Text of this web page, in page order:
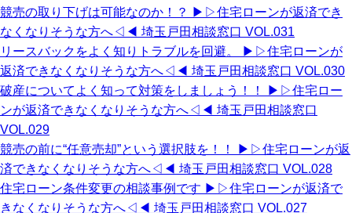
競売の取り下げは可能なのか！？ ▶︎▷住宅ローンが返済でき
なくなりそうな方へ◁◀︎ 埼玉戸田相談窓口 VOL.031
リースバックをよく知りトラブルを回避。 ▶︎▷住宅ローンが
返済できなくなりそうな方へ◁◀︎ 埼玉戸田相談窓口 VOL.030
破産についてよく知って対策をしましょう！！ ▶︎▷住宅ロー
ンが返済できなくなりそうな方へ◁◀︎ 埼玉戸田相談窓口
VOL.029
競売の前に“任意売却”という選択肢を！！ ▶︎▷住宅ローンが返
済できなくなりそうな方へ◁◀︎ 埼玉戸田相談窓口 VOL.028
住宅ローン条件変更の相談事例です ▶︎▷住宅ローンが返済で
きなくなりそうな方へ◁◀︎ 埼玉戸田相談窓口 VOL.027